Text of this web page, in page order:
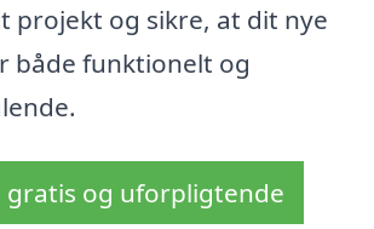
projekt og sikre, at dit nye
både funktionelt og
gratis og uforpligtende